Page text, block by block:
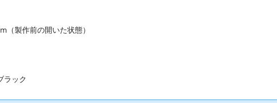
製作前の開いた状態）
ラック